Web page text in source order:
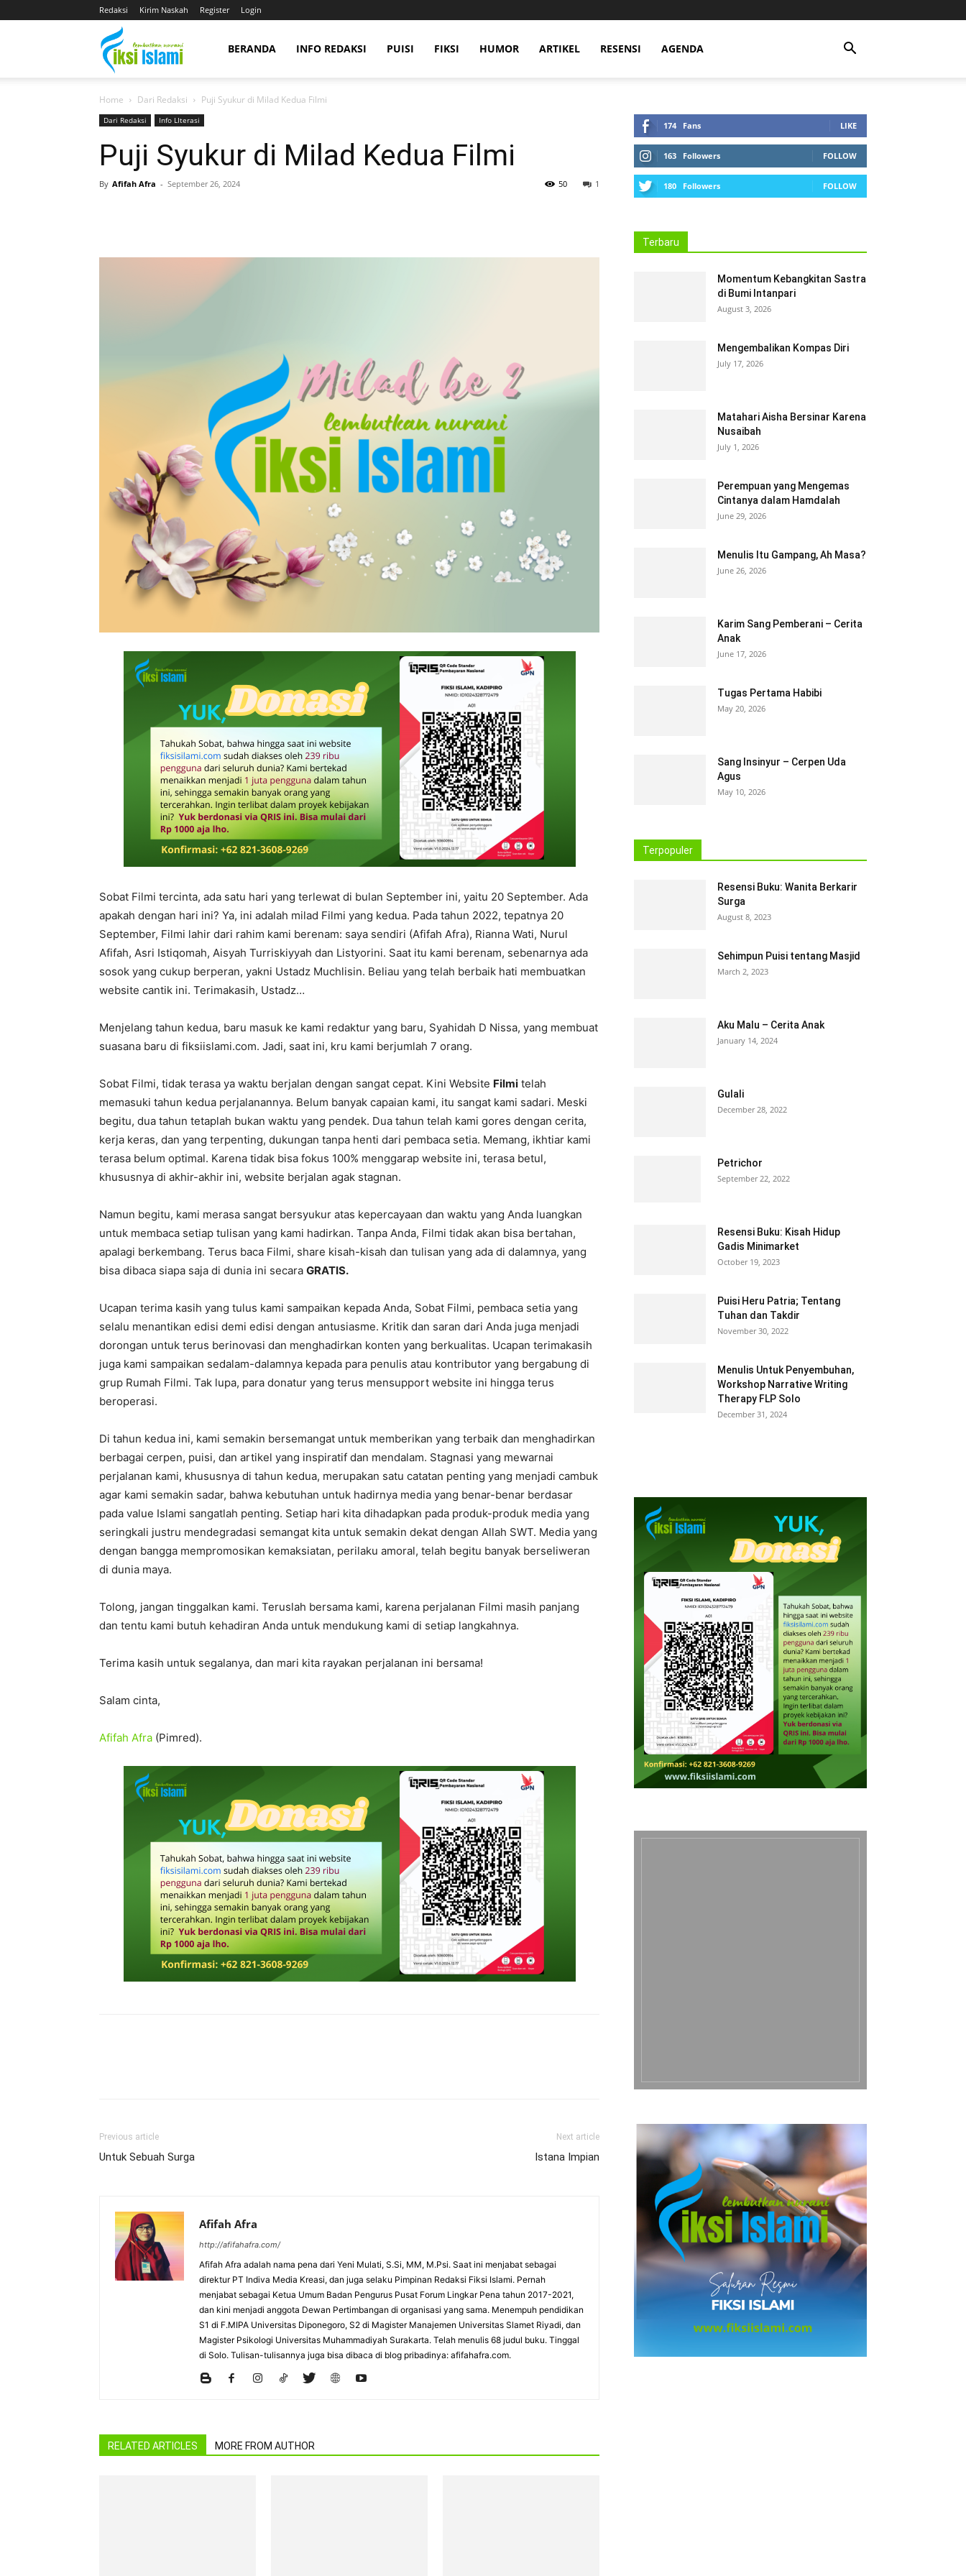
Redaksi Kirim Naskah Register Login
fiksiislami.com
BERANDA INFO REDAKSI PUISI FIKSI HUMOR ARTIKEL RESENSI AGENDA
Home Dari Redaksi Puji Syukur di Milad Kedua Filmi
Dari Redaksi Info LIterasi
Puji Syukur di Milad Kedua Filmi
By Afifah Afra - September 26, 2024 1
50
Sobat Filmi tercinta, ada satu hari yang terlewat di bulan September ini, yaitu 20 September. Ada
apakah dengan hari ini? Ya, ini adalah milad Filmi yang kedua. Pada tahun 2022, tepatnya 20
September, Filmi lahir dari rahim kami berenam: saya sendiri (Afifah Afra), Rianna Wati, Nurul
Afifah, Asri Istiqomah, Aisyah Turriskiyyah dan Listyorini. Saat itu kami berenam, sebenarnya ada
sosok yang cukup berperan, yakni Ustadz Muchlisin. Beliau yang telah berbaik hati membuatkan
website cantik ini. Terimakasih, Ustadz…
Menjelang tahun kedua, baru masuk ke kami redaktur yang baru, Syahidah D Nissa, yang membuat
suasana baru di fiksiislami.com. Jadi, saat ini, kru kami berjumlah 7 orang.
Sobat Filmi, tidak terasa ya waktu berjalan dengan sangat cepat. Kini Website Filmi telah
memasuki tahun kedua perjalanannya. Belum banyak capaian kami, itu sangat kami sadari. Meski
begitu, dua tahun tetaplah bukan waktu yang pendek. Dua tahun telah kami gores dengan cerita,
kerja keras, dan yang terpenting, dukungan tanpa henti dari pembaca setia. Memang, ikhtiar kami
terasa belum optimal. Karena tidak bisa fokus 100% menggarap website ini, terasa betul,
khususnya di akhir-akhir ini, website berjalan agak stagnan.
Namun begitu, kami merasa sangat bersyukur atas kepercayaan dan waktu yang Anda luangkan
untuk membaca setiap tulisan yang kami hadirkan. Tanpa Anda, Filmi tidak akan bisa bertahan,
apalagi berkembang. Terus baca Filmi, share kisah-kisah dan tulisan yang ada di dalamnya, yang
bisa dibaca siapa saja di dunia ini secara GRATIS.
Ucapan terima kasih yang tulus kami sampaikan kepada Anda, Sobat Filmi, pembaca setia yang
selalu menantikan edisi demi edisi dengan antusiasme. Kritik dan saran dari Anda juga menjadi
dorongan untuk terus berinovasi dan menghadirkan konten yang berkualitas. Ucapan terimakasih
juga kami sampaikan sedalam-dalamnya kepada para penulis atau kontributor yang bergabung di
grup Rumah Filmi. Tak lupa, para donatur yang terus mensupport website ini hingga terus
beroperasi.
Di tahun kedua ini, kami semakin bersemangat untuk memberikan yang terbaik dan menghadirkan
berbagai cerpen, puisi, dan artikel yang inspiratif dan mendalam. Stagnasi yang mewarnai
perjalanan kami, khususnya di tahun kedua, merupakan satu catatan penting yang menjadi cambuk
agar kami semakin sadar, bahwa kebutuhan untuk hadirnya media yang benar-benar berdasar
pada value Islami sangatlah penting. Setiap hari kita dihadapkan pada produk-produk media yang
seringkali justru mendegradasi semangat kita untuk semakin dekat dengan Allah SWT. Media yang
dengan bangga mempromosikan kemaksiatan, perilaku amoral, telah begitu banyak berseliweran
di dunia maya.
Tolong, jangan tinggalkan kami. Teruslah bersama kami, karena perjalanan Filmi masih panjang
dan tentu kami butuh kehadiran Anda untuk mendukung kami di setiap langkahnya.
Terima kasih untuk segalanya, dan mari kita rayakan perjalanan ini bersama!
Salam cinta,
Afifah Afra (Pimred).
Previous article
Untuk Sebuah Surga
Next article
Istana Impian
Afifah Afra
http://afifahafra.com/
Afifah Afra adalah nama pena dari Yeni Mulati, S.Si, MM, M.Psi. Saat ini menjabat sebagai
direktur PT Indiva Media Kreasi, dan juga selaku Pimpinan Redaksi Fiksi Islami. Pernah
menjabat sebagai Ketua Umum Badan Pengurus Pusat Forum Lingkar Pena tahun 2017-2021,
dan kini menjadi anggota Dewan Pertimbangan di organisasi yang sama. Menempuh pendidikan
S1 di F.MIPA Universitas Diponegoro, S2 di Magister Manajemen Universitas Slamet Riyadi, dan
Magister Psikologi Universitas Muhammadiyah Surakarta. Telah menulis 68 judul buku. Tinggal
di Solo. Tulisan-tulisannya juga bisa dibaca di blog pribadinya: afifahafra.com.
RELATED ARTICLES MORE FROM AUTHOR
174 Fans LIKE
163 Followers FOLLOW
180 Followers FOLLOW
Terbaru
Momentum Kebangkitan Sastra
di Bumi Intanpari
August 3, 2026
Mengembalikan Kompas Diri
July 17, 2026
Matahari Aisha Bersinar Karena
Nusaibah
July 1, 2026
Perempuan yang Mengemas
Cintanya dalam Hamdalah
June 29, 2026
Menulis Itu Gampang, Ah Masa?
June 26, 2026
Karim Sang Pemberani – Cerita
Anak
June 17, 2026
Tugas Pertama Habibi
May 20, 2026
Sang Insinyur – Cerpen Uda
Agus
May 10, 2026
Terpopuler
Resensi Buku: Wanita Berkarir
Surga
August 8, 2023
Sehimpun Puisi tentang Masjid
March 2, 2023
Aku Malu – Cerita Anak
January 14, 2024
Gulali
December 28, 2022
Petrichor
September 22, 2022
Resensi Buku: Kisah Hidup
Gadis Minimarket
October 19, 2023
Puisi Heru Patria; Tentang
Tuhan dan Takdir
November 30, 2022
Menulis Untuk Penyembuhan,
Workshop Narrative Writing
Therapy FLP Solo
December 31, 2024